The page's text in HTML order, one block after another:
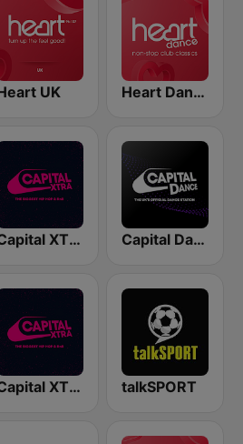
UK Heart Dance
Capital XTRA London Capital Dance
Capital XTRA talkSPORT